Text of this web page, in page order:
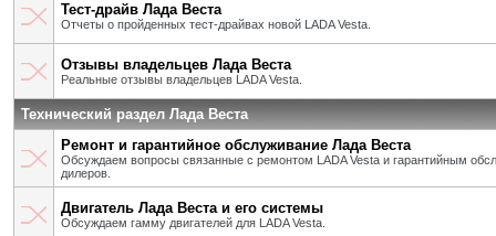
Тест-драйв Лада Веста
Отчеты о пройденных тест-драйвах новой LADA Vesta.
Отзывы владельцев Лада Веста
Реальные отзывы владельцев LADA Vesta.
Технический раздел Лада Веста
Ремонт и гарантийное обслуживание Лада Веста
Обсуждаем вопросы связанные с ремонтом LADA Vesta и гарантийным
дилеров.
Двигатель Лада Веста и его системы
Обсуждаем гамму двигателей для LADA Vesta.